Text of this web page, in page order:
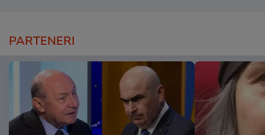
PARTENERI